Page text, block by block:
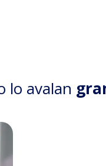
lo avalan